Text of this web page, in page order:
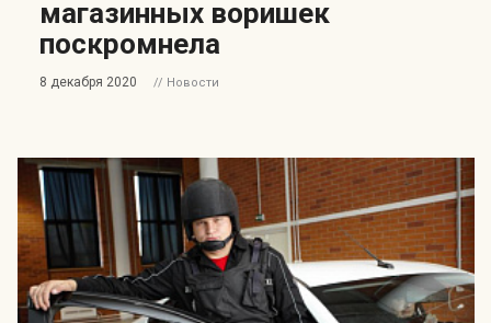
магазинных воришек
поскромнела
8 декабря 2020 // Новости